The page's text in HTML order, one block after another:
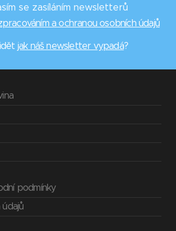
se zasíláním newsletterů
a ochranou osobních údajů
jak náš newsletter vypadá?
podmínky